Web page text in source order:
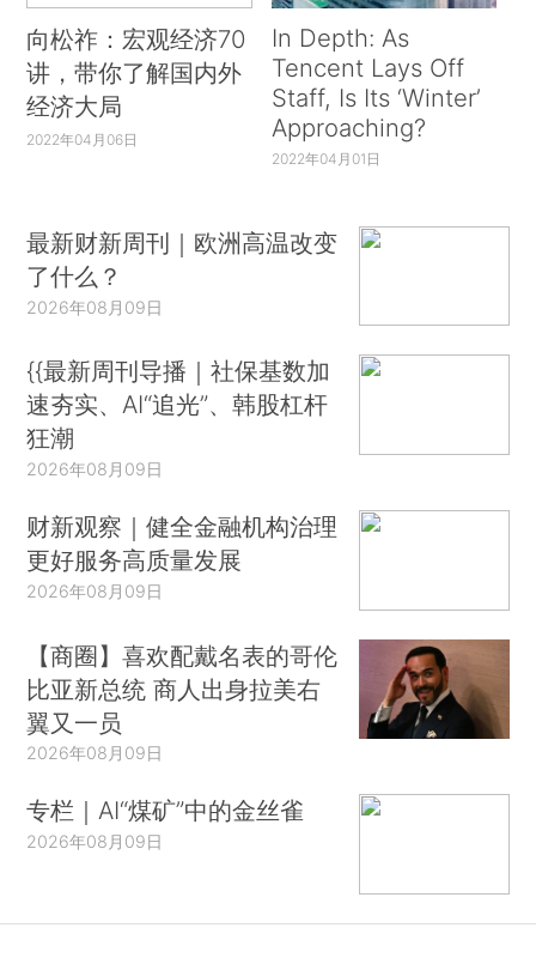
向松祚：宏观经济70
讲，带你了解国内外
经济大局
2022年04月06日
In Depth: As
Tencent Lays Off
Staff, Is Its ‘Winter’
Approaching?
2022年04月01日
最新财新周刊｜欧洲高温改变
了什么？
2026年08月09日
{{最新周刊导播｜社保基数加
速夯实、AI“追光”、韩股杠杆
狂潮
2026年08月09日
财新观察｜健全金融机构治理
更好服务高质量发展
2026年08月09日
【商圈】喜欢配戴名表的哥伦
比亚新总统 商人出身拉美右
翼又一员
2026年08月09日
专栏｜AI“煤矿”中的金丝雀
2026年08月09日